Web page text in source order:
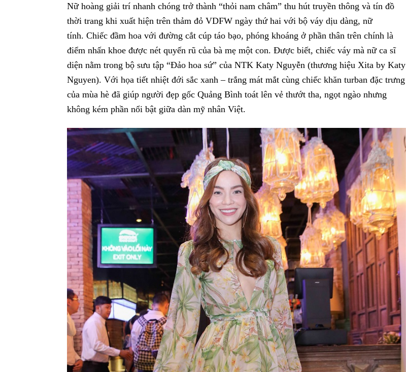
Nữ hoàng giải trí nhanh chóng trở thành “thỏi nam châm” thu hút truyền thông và tín đồ
thời trang khi xuất hiện trên thảm đỏ VDFW ngày thứ hai với bộ váy dịu dàng, nữ
tính. Chiếc đầm hoa với đường cắt cúp táo bạo, phóng khoáng ở phần thân trên chính là
điểm nhấn khoe được nét quyến rũ của bà mẹ một con. Được biết, chiếc váy mà nữ ca sĩ
diện nằm trong bộ sưu tập “Đảo hoa sứ” của NTK Katy Nguyễn (thương hiệu Xita by Katy
Nguyen). Với họa tiết nhiệt đới sắc xanh – trắng mát mắt cùng chiếc khăn turban đặc trưng
của mùa hè đã giúp người đẹp gốc Quảng Bình toát lên vẻ thướt tha, ngọt ngào nhưng
không kém phần nổi bật giữa dàn mỹ nhân Việt.